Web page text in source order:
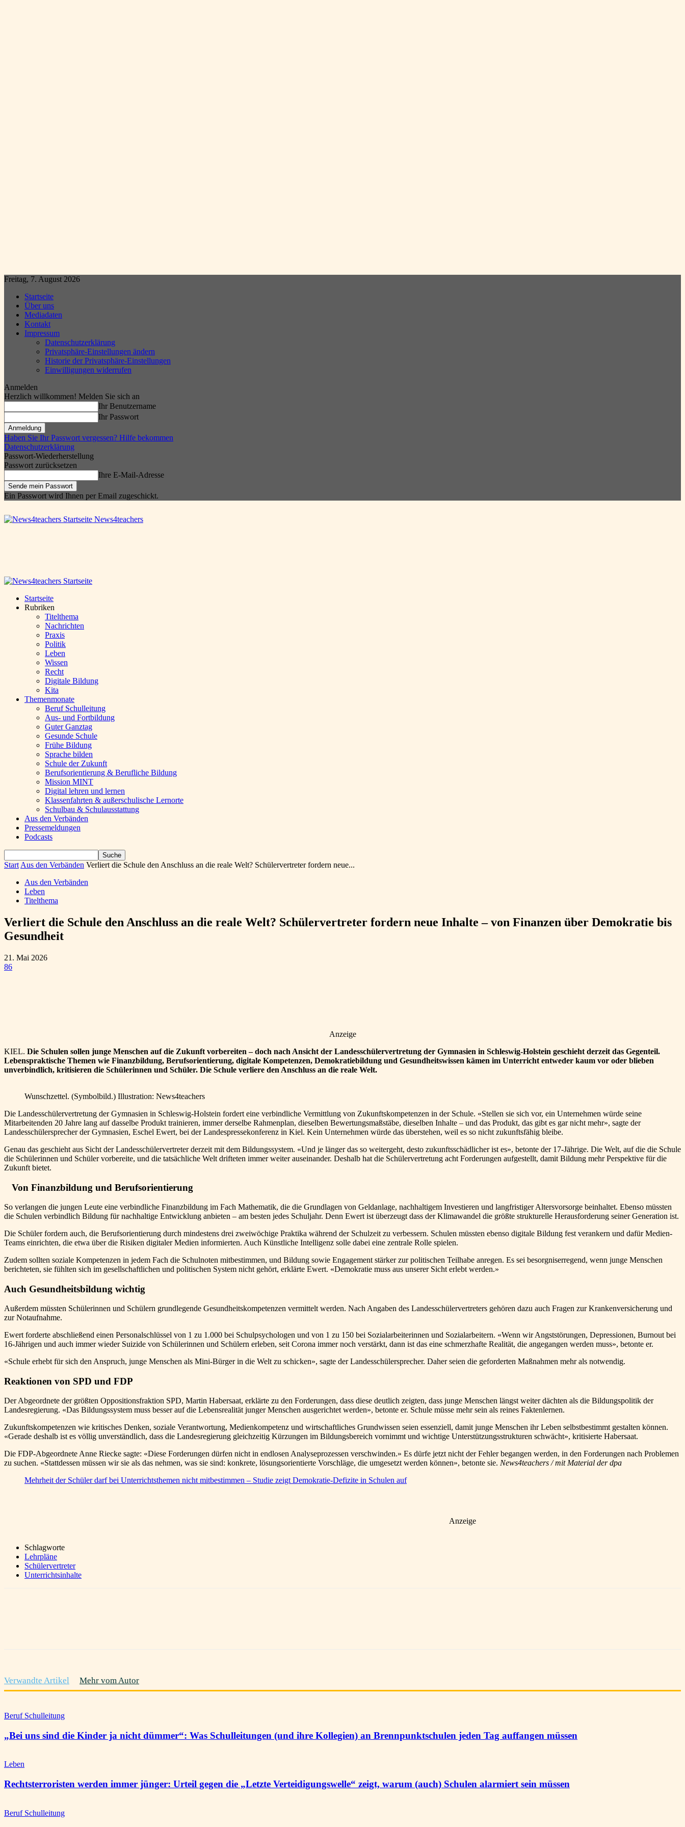
Freitag, 7. August 2026
Startseite
Über uns
Mediadaten
Kontakt
Impressum
Datenschutzerklärung
Privatsphäre-Einstellungen ändern
Historie der Privatsphäre-Einstellungen
Einwilligungen widerrufen
Anmelden
Herzlich willkommen! Melden Sie sich an
Ihr Benutzername
Ihr Passwort
Haben Sie Ihr Passwort vergessen? Hilfe bekommen
Datenschutzerklärung
Passwort-Wiederherstellung
Passwort zurücksetzen
Ihre E-Mail-Adresse
Ein Passwort wird Ihnen per Email zugeschickt.
News4teachers
Startseite
Rubriken
Titelthema
Nachrichten
Praxis
Politik
Leben
Wissen
Recht
Digitale Bildung
Kita
Themenmonate
Beruf Schulleitung
Aus- und Fortbildung
Guter Ganztag
Gesunde Schule
Frühe Bildung
Sprache bilden
Schule der Zukunft
Berufsorientierung & Berufliche Bildung
Mission MINT
Digital lehren und lernen
Klassenfahrten & außerschulische Lernorte
Schulbau & Schulausstattung
Aus den Verbänden
Pressemeldungen
Podcasts
Start Aus den Verbänden Verliert die Schule den Anschluss an die reale Welt? Schülervertreter fordern neue...
Aus den Verbänden
Leben
Titelthema
Verliert die Schule den Anschluss an die reale Welt? Schülervertreter fordern neue Inhalte – von Finanzen über Demokratie bis
Gesundheit
21. Mai 2026
86
Anzeige
KIEL. Die Schulen sollen junge Menschen auf die Zukunft vorbereiten – doch nach Ansicht der Landesschülervertretung der Gymnasien in Schleswig-Holstein geschieht derzeit das Gegenteil.
Lebenspraktische Themen wie Finanzbildung, Berufsorientierung, digitale Kompetenzen, Demokratiebildung und Gesundheitswissen kämen im Unterricht entweder kaum vor oder blieben
unverbindlich, kritisieren die Schülerinnen und Schüler. Die Schule verliere den Anschluss an die reale Welt.
Wunschzettel. (Symbolbild.) Illustration: News4teachers
Die Landesschülervertretung der Gymnasien in Schleswig-Holstein fordert eine verbindliche Vermittlung von Zukunftskompetenzen in der Schule. «Stellen sie sich vor, ein Unternehmen würde seine
Mitarbeitenden 20 Jahre lang auf dasselbe Produkt trainieren, immer derselbe Rahmenplan, dieselben Bewertungsmaßstäbe, dieselben Inhalte – und das Produkt, das gibt es gar nicht mehr», sagte der
Landesschülersprecher der Gymnasien, Eschel Ewert, bei der Landespressekonferenz in Kiel. Kein Unternehmen würde das überstehen, weil es so nicht zukunftsfähig bleibe.
Genau das geschieht aus Sicht der Landesschülervertreter derzeit mit dem Bildungssystem. «Und je länger das so weitergeht, desto zukunftsschädlicher ist es», betonte der 17-Jährige. Die Welt, auf die die Schule
die Schülerinnen und Schüler vorbereite, und die tatsächliche Welt drifteten immer weiter auseinander. Deshalb hat die Schülervertretung acht Forderungen aufgestellt, damit Bildung mehr Perspektive für die
Zukunft bietet.
Von Finanzbildung und Berufsorientierung
So verlangen die jungen Leute eine verbindliche Finanzbildung im Fach Mathematik, die die Grundlagen von Geldanlage, nachhaltigem Investieren und langfristiger Altersvorsorge beinhaltet. Ebenso müssten
die Schulen verbindlich Bildung für nachhaltige Entwicklung anbieten – am besten jedes Schuljahr. Denn Ewert ist überzeugt dass der Klimawandel die größte strukturelle Herausforderung seiner Generation ist.
Die Schüler fordern auch, die Berufsorientierung durch mindestens drei zweiwöchige Praktika während der Schulzeit zu verbessern. Schulen müssten ebenso digitale Bildung fest verankern und dafür Medien-
Teams einrichten, die etwa über die Risiken digitaler Medien informierten. Auch Künstliche Intelligenz solle dabei eine zentrale Rolle spielen.
Zudem sollten soziale Kompetenzen in jedem Fach die Schulnoten mitbestimmen, und Bildung sowie Engagement stärker zur politischen Teilhabe anregen. Es sei besorgniserregend, wenn junge Menschen
berichteten, sie fühlten sich im gesellschaftlichen und politischen System nicht gehört, erklärte Ewert. «Demokratie muss aus unserer Sicht erlebt werden.»
Auch Gesundheitsbildung wichtig
Außerdem müssten Schülerinnen und Schülern grundlegende Gesundheitskompetenzen vermittelt werden. Nach Angaben des Landesschülervertreters gehören dazu auch Fragen zur Krankenversicherung und
zur Notaufnahme.
Ewert forderte abschließend einen Personalschlüssel von 1 zu 1.000 bei Schulpsychologen und von 1 zu 150 bei Sozialarbeiterinnen und Sozialarbeitern. «Wenn wir Angststörungen, Depressionen, Burnout bei
16-Jährigen und auch immer wieder Suizide von Schülerinnen und Schülern erleben, seit Corona immer noch verstärkt, dann ist das eine schmerzhafte Realität, die angegangen werden muss», betonte er.
«Schule erhebt für sich den Anspruch, junge Menschen als Mini-Bürger in die Welt zu schicken», sagte der Landesschülersprecher. Daher seien die geforderten Maßnahmen mehr als notwendig.
Reaktionen von SPD und FDP
Der Abgeordnete der größten Oppositionsfraktion SPD, Martin Habersaat, erklärte zu den Forderungen, dass diese deutlich zeigten, dass junge Menschen längst weiter dächten als die Bildungspolitik der
Landesregierung. «Das Bildungssystem muss besser auf die Lebensrealität junger Menschen ausgerichtet werden», betonte er. Schule müsse mehr sein als reines Faktenlernen.
Zukunftskompetenzen wie kritisches Denken, soziale Verantwortung, Medienkompetenz und wirtschaftliches Grundwissen seien essenziell, damit junge Menschen ihr Leben selbstbestimmt gestalten können.
«Gerade deshalb ist es völlig unverständlich, dass die Landesregierung gleichzeitig Kürzungen im Bildungsbereich vornimmt und wichtige Unterstützungsstrukturen schwächt», kritisierte Habersaat.
Die FDP-Abgeordnete Anne Riecke sagte: «Diese Forderungen dürfen nicht in endlosen Analyseprozessen verschwinden.» Es dürfe jetzt nicht der Fehler begangen werden, in den Forderungen nach Problemen
zu suchen. «Stattdessen müssen wir sie als das nehmen, was sie sind: konkrete, lösungsorientierte Vorschläge, die umgesetzt werden können», betonte sie. News4teachers / mit Material der dpa
Mehrheit der Schüler darf bei Unterrichtsthemen nicht mitbestimmen – Studie zeigt Demokratie-Defizite in Schulen auf
Anzeige
Schlagworte
Lehrpläne
Schülervertreter
Unterrichtsinhalte
Verwandte Artikel Mehr vom Autor
Beruf Schulleitung
„Bei uns sind die Kinder ja nicht dümmer“: Was Schulleitungen (und ihre Kollegien) an Brennpunktschulen jeden Tag auffangen müssen
Leben
Rechtsterroristen werden immer jünger: Urteil gegen die „Letzte Verteidigungswelle“ zeigt, warum (auch) Schulen alarmiert sein müssen
Beruf Schulleitung